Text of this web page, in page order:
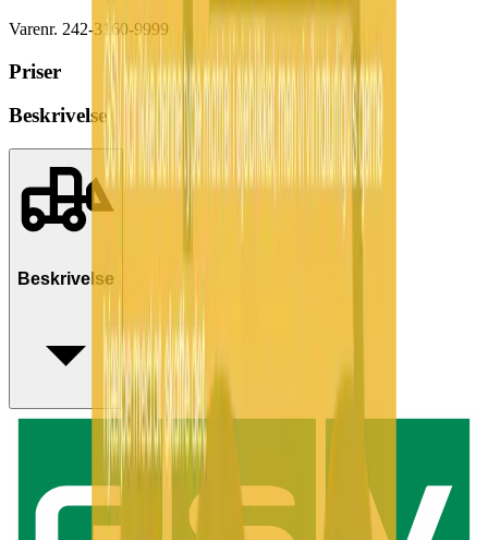
Varenr. 242-3160-9999
Priser
Beskrivelse
Beskrivelse